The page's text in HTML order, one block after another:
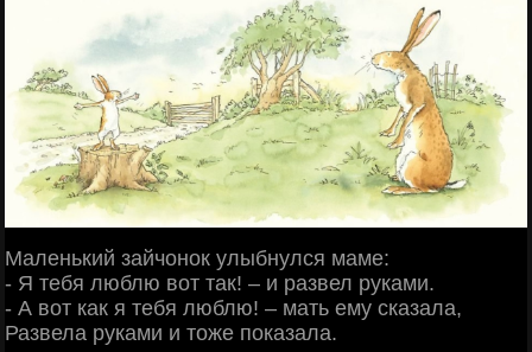
Маленький зайчонок улыбнулся маме:
- Я тебя люблю вот так! – и развел руками.
- А вот как я тебя люблю! – мать ему сказала,
Развела руками и тоже показала.